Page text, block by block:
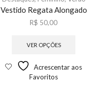
Vestido Regata Alongado
R$ 50,00
VER OPÇÕES
Acrescentar aos
Favoritos